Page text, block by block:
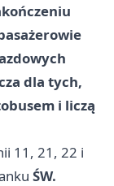
dla tych,
i liczą
11, 21, 22 i
ŚW.